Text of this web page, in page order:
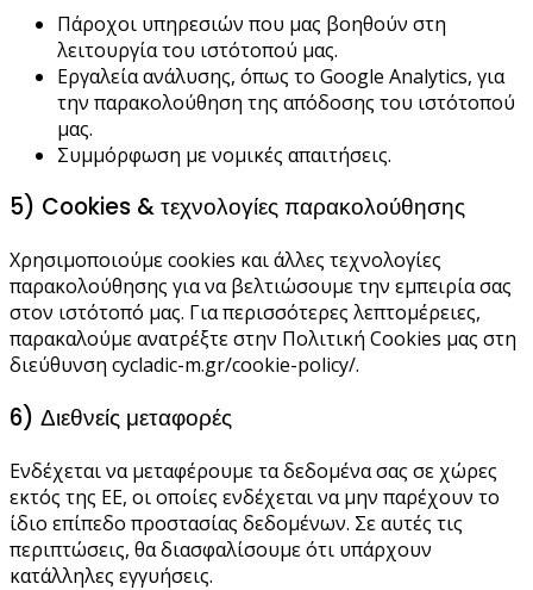
Πάροχοι υπηρεσιών που μας βοηθούν στη
λειτουργία του ιστότοπού μας.
Εργαλεία ανάλυσης, όπως το Google Analytics, για
την παρακολούθηση της απόδοσης του ιστότοπού
μας.
Συμμόρφωση με νομικές απαιτήσεις.
5) Cookies & τεχνολογίες παρακολούθησης
Χρησιμοποιούμε cookies και άλλες τεχνολογίες
παρακολούθησης για να βελτιώσουμε την εμπειρία σας
στον ιστότοπό μας. Για περισσότερες λεπτομέρειες,
παρακαλούμε ανατρέξτε στην Πολιτική Cookies μας στη
διεύθυνση cycladic-m.gr/cookie-policy/.
6) Διεθνείς μεταφορές
Ενδέχεται να μεταφέρουμε τα δεδομένα σας σε χώρες
εκτός της ΕΕ, οι οποίες ενδέχεται να μην παρέχουν το
ίδιο επίπεδο προστασίας δεδομένων. Σε αυτές τις
περιπτώσεις, θα διασφαλίσουμε ότι υπάρχουν
κατάλληλες εγγυήσεις.